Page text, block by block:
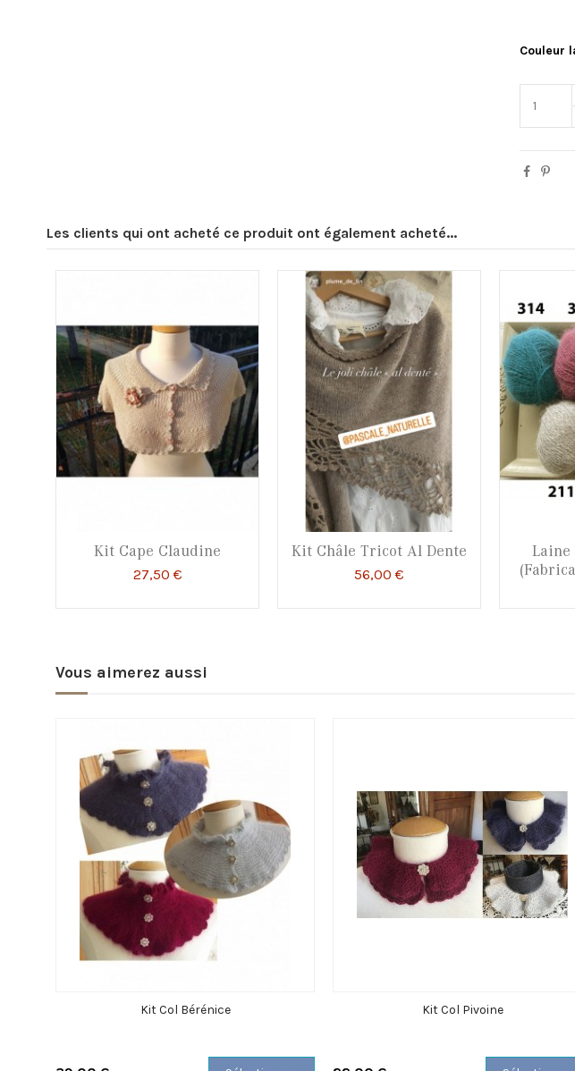
Couleur
Les clients qui ont acheté ce produit ont également acheté...
Kit Cape Claudine
27,50 €
Kit Châle Tricot Al Dente
56,00 €
Laine
Vous aimerez aussi
Kit Col Bérénice Kit Col Pivoine